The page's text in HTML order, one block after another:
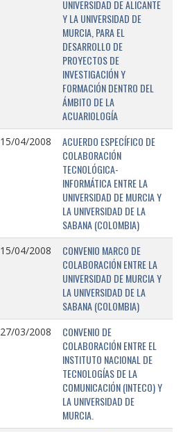
UNIVERSIDAD DE ALICANTE
Y LA UNIVERSIDAD DE
MURCIA, PARA EL
DESARROLLO DE
PROYECTOS DE
INVESTIGACIÓN Y
FORMACIÓN DENTRO DEL
ÁMBITO DE LA
ACUARIOLOGÍA
15/04/2008
ACUERDO ESPECÍFICO DE
COLABORACIÓN
TECNOLÓGICA-
INFORMÁTICA ENTRE LA
UNIVERSIDAD DE MURCIA Y
LA UNIVERSIDAD DE LA
SABANA (COLOMBIA)
15/04/2008
CONVENIO MARCO DE
COLABORACIÓN ENTRE LA
UNIVERSIDAD DE MURCIA Y
LA UNIVERSIDAD DE LA
SABANA (COLOMBIA)
27/03/2008
CONVENIO DE
COLABORACIÓN ENTRE EL
INSTITUTO NACIONAL DE
TECNOLOGÍAS DE LA
COMUNICACIÓN (INTECO) Y
LA UNIVERSIDAD DE
MURCIA.